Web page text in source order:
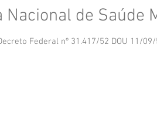
de Saúde
Federal nº 31.417/52 DOU 11/